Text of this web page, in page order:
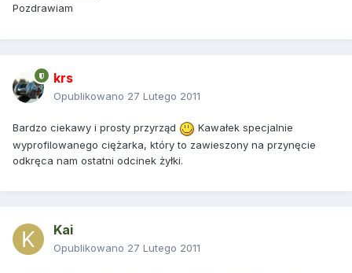
Pozdrawiam
krs
Opublikowano 27 Lutego 2011
Bardzo ciekawy i prosty przyrząd
Kawałek specjalnie
wyprofilowanego ciężarka, który to zawieszony na przynęcie
odkręca nam ostatni odcinek żyłki.
Kai
Opublikowano 27 Lutego 2011